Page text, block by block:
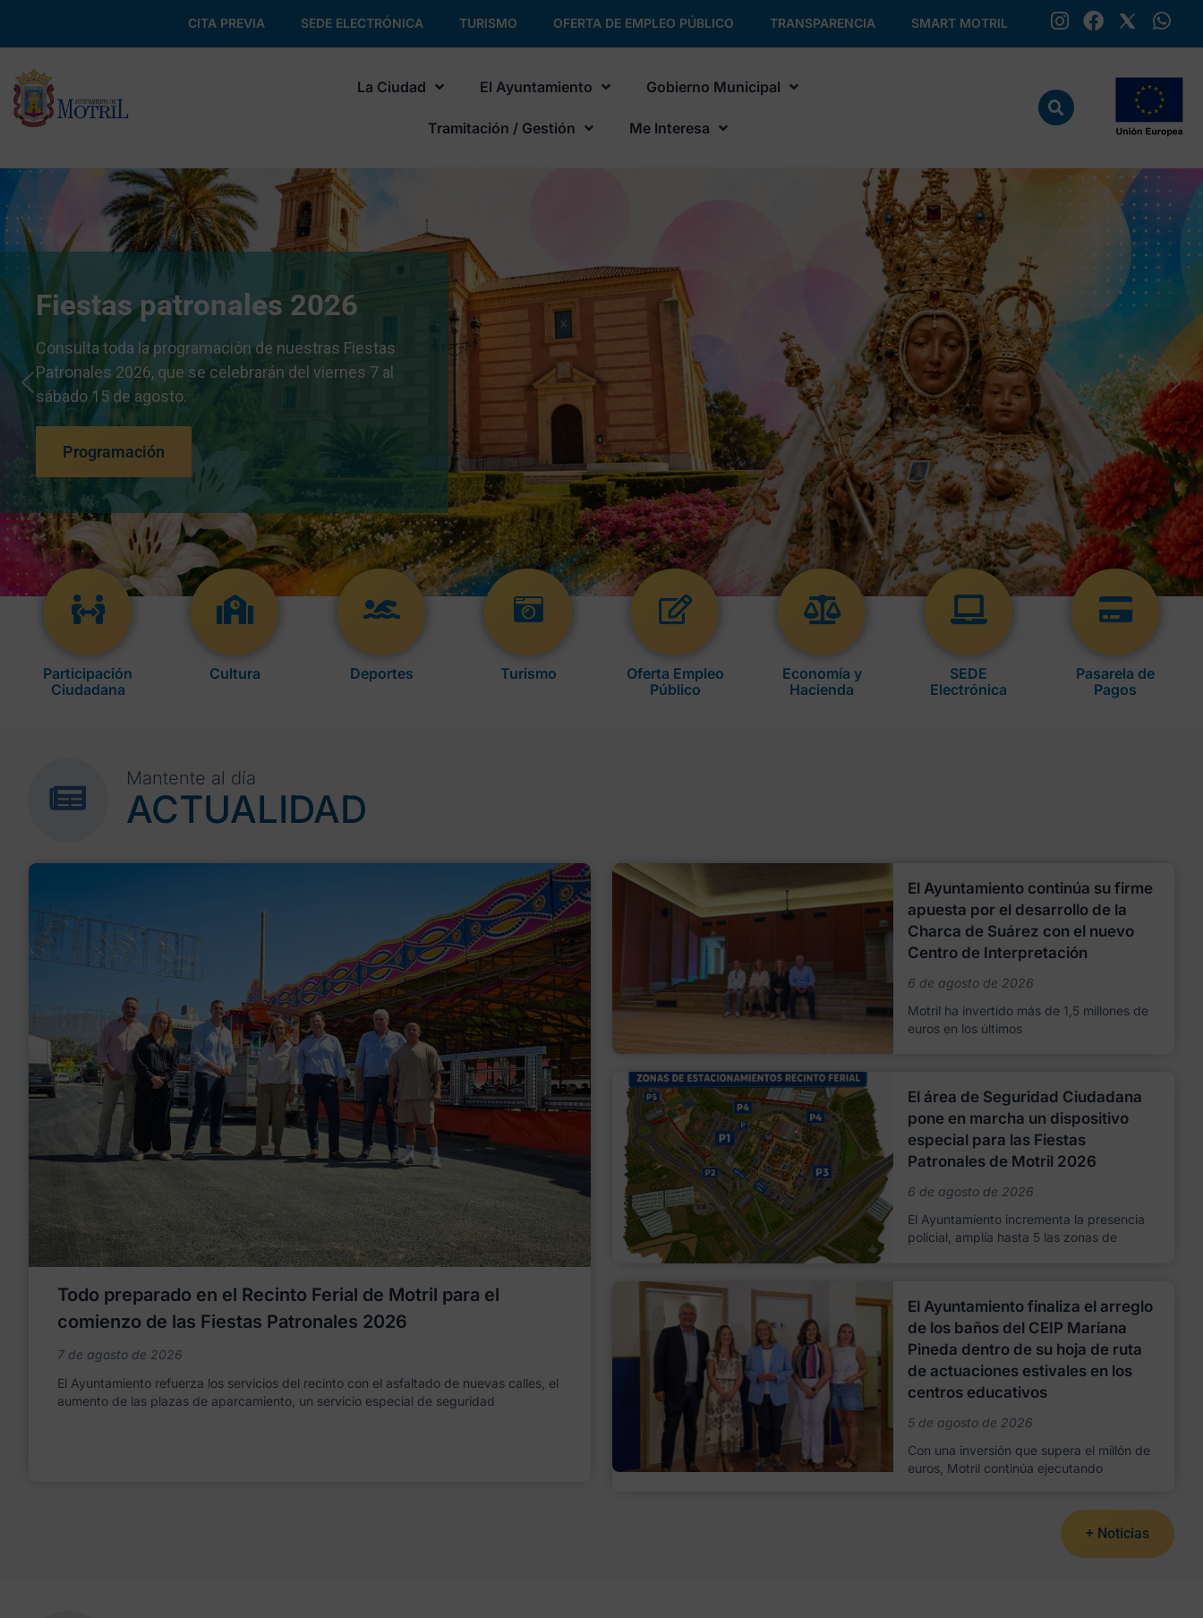
CITA PREVIA SEDE ELECTRÓNICA TURISMO OFERTA DE EMPLEO PÚBLICO TRANSPARENCIA SMART MOTRIL
La Ciudad El Ayuntamiento Gobierno Municipal
Tramitación / Gestión Me Interesa
Fiestas patronales 2026
Consulta toda la programación de nuestras Fiestas
Patronales 2026, que se celebrarán del viernes 7 al
sábado 15 de agosto.
Programación
Participación
Ciudadana
Cultura Deportes Turismo
Oferta Empleo
Público
Economía y
Hacienda
SEDE
Electrónica
Pasarela de
Pagos
Mantente al día
ACTUALIDAD
Todo preparado en el Recinto Ferial de Motril para el
comienzo de las Fiestas Patronales 2026
7 de agosto de 2026
El Ayuntamiento refuerza los servicios del recinto con el asfaltado de nuevas calles, el
aumento de las plazas de aparcamiento, un servicio especial de seguridad
El Ayuntamiento continúa su firme
apuesta por el desarrollo de la
Charca de Suárez con el nuevo
Centro de Interpretación
6 de agosto de 2026
Motril ha invertido más de 1,5 millones de
euros en los últimos
El área de Seguridad Ciudadana
pone en marcha un dispositivo
especial para las Fiestas
Patronales de Motril 2026
6 de agosto de 2026
El Ayuntamiento incrementa la presencia
policial, amplía hasta 5 las zonas de
El Ayuntamiento finaliza el arreglo
de los baños del CEIP Mariana
Pineda dentro de su hoja de ruta
de actuaciones estivales en los
centros educativos
5 de agosto de 2026
Con una inversión que supera el millón de
euros, Motril continúa ejecutando
+ Noticias